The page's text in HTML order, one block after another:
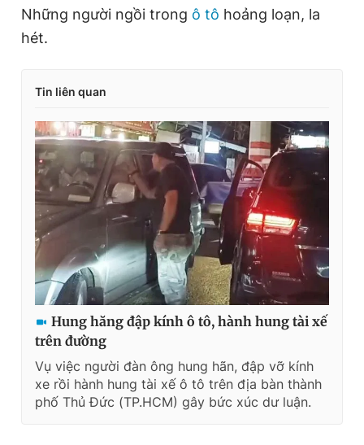
Những người ngồi trong ô tô hoảng loạn, la
hét.
Tin liên quan
Hung hăng đập kính ô tô, hành hung tài xế
trên đường
Vụ việc người đàn ông hung hãn, đập vỡ kính
xe rồi hành hung tài xế ô tô trên địa bàn thành
phố Thủ Đức (TP.HCM) gây bức xúc dư luận.